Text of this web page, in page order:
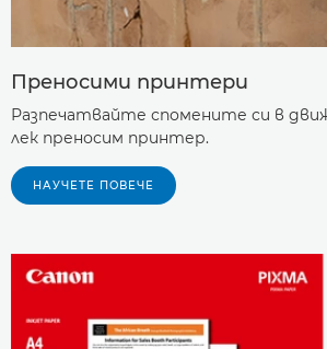
Преносими принтери
Разпечатвайте спомените си в
лек преносим принтер.
НАУЧЕТЕ ПОВЕЧЕ